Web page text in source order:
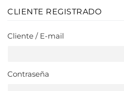
CLIENTE REGISTRADO
Cliente / E-mail
Contraseña